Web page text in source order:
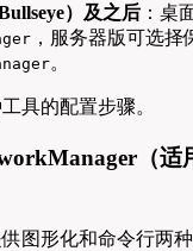
）及之后 ：桌
，服务器版可选择
。
具的配置步骤。
（
供图形化和命令行两